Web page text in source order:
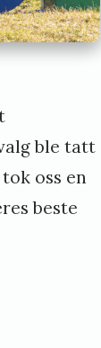
ble tatt
oss en
beste